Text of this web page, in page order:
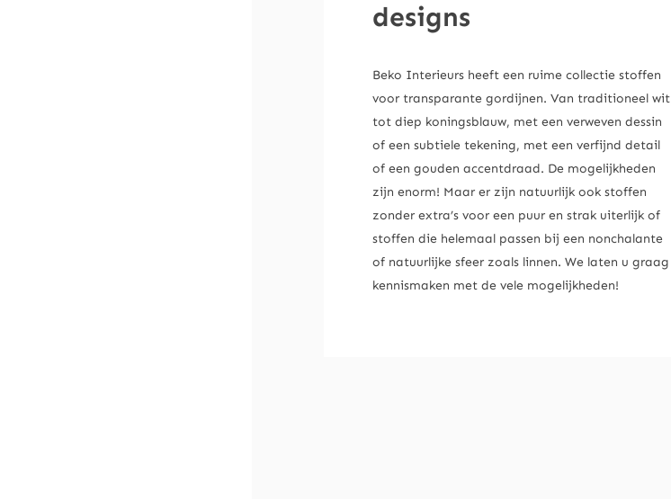
designs
Beko Interieurs heeft een ruime collectie stoffen
voor transparante gordijnen. Van traditioneel wit
tot diep koningsblauw, met een verweven dessin
of een subtiele tekening, met een verfijnd detail
of een gouden accentdraad. De mogelijkheden
zijn enorm! Maar er zijn natuurlijk ook stoffen
zonder extra’s voor een puur en strak uiterlijk of
stoffen die helemaal passen bij een nonchalante
of natuurlijke sfeer zoals linnen. We laten u graag
kennismaken met de vele mogelijkheden!